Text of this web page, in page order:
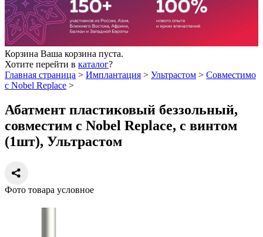
Корзина Ваша корзина пуста.
Хотите перейти в каталог?
Главная страница > Имплантация > Ультрастом > Совместимо
с Nobel Replace >
Абатмент пластиковый беззольный,
совместим с Nobel Replace, с винтом
(1шт), Ультрастом
Фото товара условное